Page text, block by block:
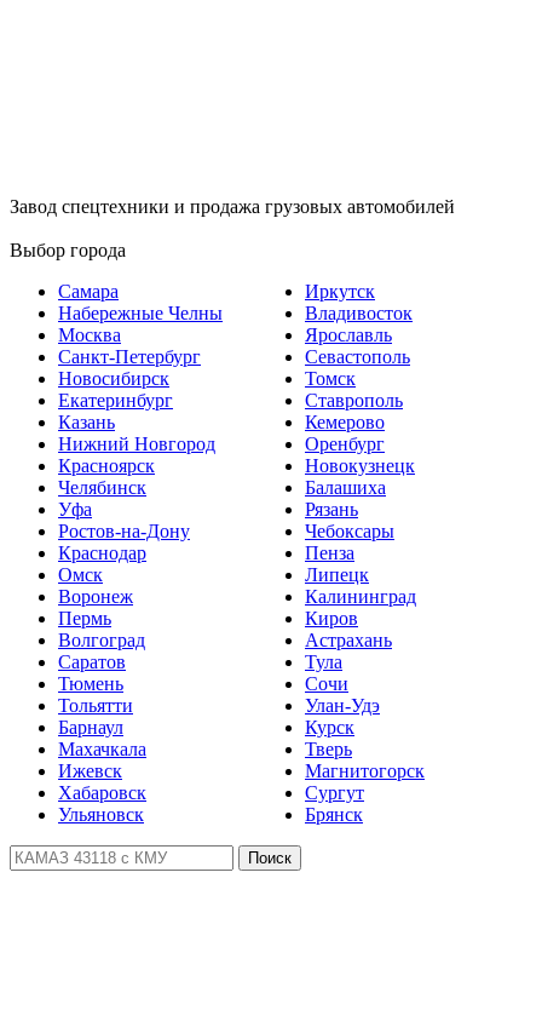
Завод спецтехники и продажа грузовых автомобилей
Выбор города
Самара
Набережные Челны
Москва
Санкт-Петербург
Новосибирск
Екатеринбург
Казань
Нижний Новгород
Красноярск
Челябинск
Уфа
Ростов-на-Дону
Краснодар
Омск
Воронеж
Пермь
Волгоград
Саратов
Тюмень
Тольятти
Барнаул
Махачкала
Ижевск
Хабаровск
Ульяновск
Иркутск
Владивосток
Ярославль
Севастополь
Томск
Ставрополь
Кемерово
Оренбург
Новокузнецк
Балашиха
Рязань
Чебоксары
Пенза
Липецк
Калининград
Киров
Астрахань
Тула
Сочи
Улан-Удэ
Курск
Тверь
Магнитогорск
Сургут
Брянск
Поиск